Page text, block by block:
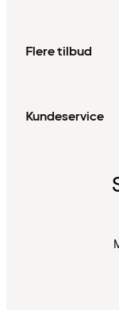
Flere tilbud
Kundeservice